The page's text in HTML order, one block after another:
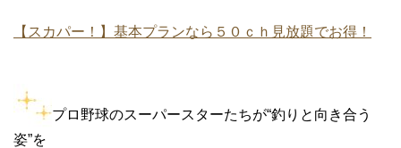
【スカパー！】基本プランなら５０ｃｈ見放題でお得！
プロ野球のスーパースターたちが“釣りと向き合う
姿”を